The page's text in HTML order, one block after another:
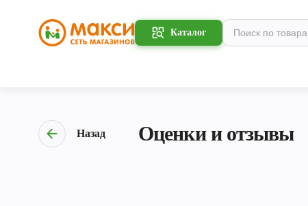
Каталог
Назад Оценки и отзывы